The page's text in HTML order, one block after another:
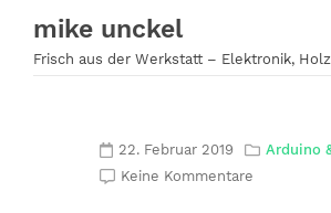
Inhalt
springen
mike unckel
Frisch aus der Werkstatt – Elektronik, Holz
22. Februar 2019
Arduino
Keine Kommentare